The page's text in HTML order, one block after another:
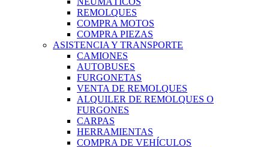
REMOLQUES
COMPRA MOTOS
COMPRA PIEZAS
ASISTENCIA Y TRANSPORTE
CAMIONES
AUTOBUSES
FURGONETAS
VENTA DE REMOLQUES
ALQUILER DE REMOLQUES O
FURGONES
CARPAS
HERRAMIENTAS
COMPRA DE VEHÍCULOS